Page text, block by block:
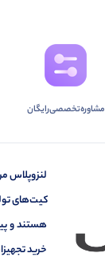
مشاوره‌تخصصی‌رایگان
لنزوپلاس
کیت‌های
هستند و
خرید